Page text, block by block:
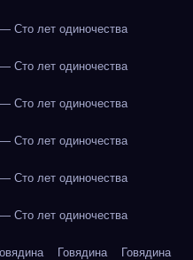
Сто лет одиночества
Сто лет одиночества
Сто лет одиночества
Сто лет одиночества
Сто лет одиночества
Сто лет одиночества
Говядина Говядина